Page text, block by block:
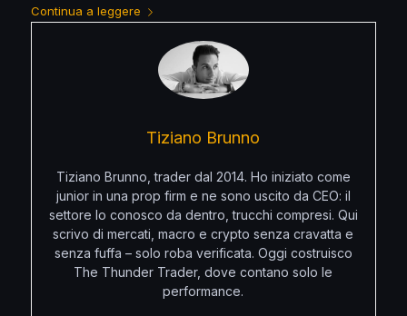
Continua a leggere
Tiziano Brunno
Tiziano Brunno, trader dal 2014. Ho iniziato come
junior in una prop firm e ne sono uscito da CEO: il
settore lo conosco da dentro, trucchi compresi. Qui
scrivo di mercati, macro e crypto senza cravatta e
senza fuffa – solo roba verificata. Oggi costruisco
The Thunder Trader, dove contano solo le
performance.